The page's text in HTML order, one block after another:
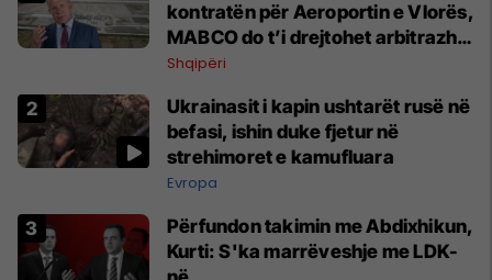
kontratën për Aeroportin e Vlorës,
MABCO do t’i drejtohet arbitrazhit
ndërkombëtar
Shqipëri
Ukrainasit i kapin ushtarët rusë në
befasi, ishin duke fjetur në
strehimoret e kamufluara
Evropa
Përfundon takimin me Abdixhikun,
Kurti: S'ka marrëveshje me LDK-